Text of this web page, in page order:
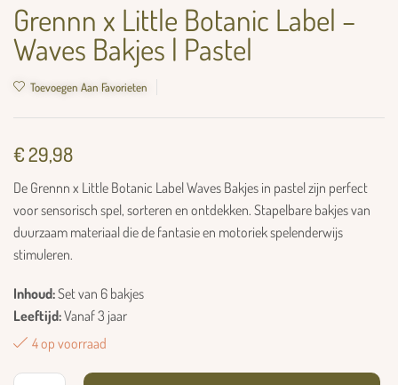
Grennn x Little Botanic Label –
Waves Bakjes | Pastel
Toevoegen Aan Favorieten
€29,98
De Grennn x Little Botanic Label Waves Bakjes in pastel zijn perfect
voor sensorisch spel, sorteren en ontdekken. Stapelbare bakjes van
duurzaam materiaal die de fantasie en motoriek spelenderwijs
stimuleren.
Inhoud:Set van 6 bakjes
Leeftijd:Vanaf 3 jaar
4 op voorraad